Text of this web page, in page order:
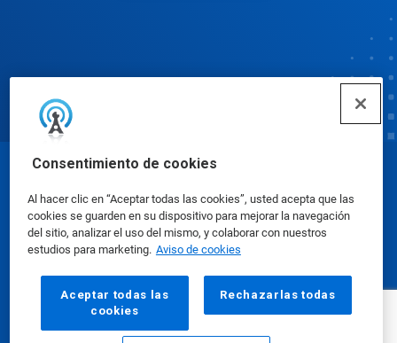
Consentimiento de cookies
Al hacer clic en “Aceptar todas las cookies”, usted acepta que las
cookies se guarden en su dispositivo para mejorar la navegación
del sitio, analizar el uso del mismo, y colaborar con nuestros
estudios para marketing. Aviso de cookies
Aceptar todas las
cookies
Rechazarlas todas
Hojas de datos de seguridad|Política de privacidad
Condiciones de uso